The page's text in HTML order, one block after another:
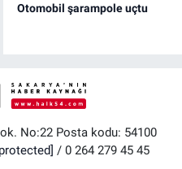
Otomobil şarampole uçtu
No:22 Posta kodu: 54100
/ 0 264 279 45 45